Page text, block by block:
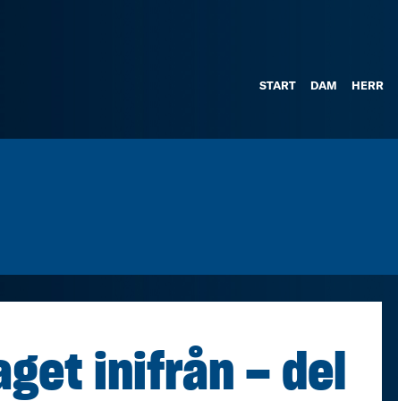
START DAM HERR
inifrån – del